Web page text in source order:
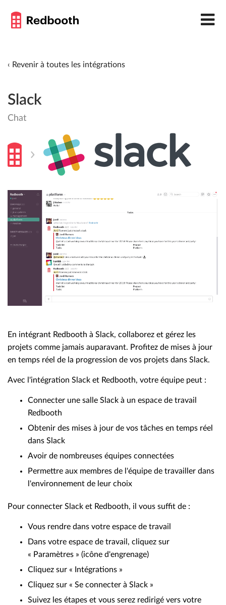
‹ Revenir à toutes les intégrations
Slack
Chat
En intégrant Redbooth à Slack, collaborez et gérez les
projets comme jamais auparavant. Profitez de mises à jour
en temps réel de la progression de vos projets dans Slack.
Avec l'intégration Slack et Redbooth, votre équipe peut :
Connecter une salle Slack à un espace de travail
Redbooth
Obtenir des mises à jour de vos tâches en temps réel
dans Slack
Avoir de nombreuses équipes connectées
Permettre aux membres de l'équipe de travailler dans
l'environnement de leur choix
Pour connecter Slack et Redbooth, il vous suffit de :
Vous rendre dans votre espace de travail
Dans votre espace de travail, cliquez sur
« Paramètres » (icône d'engrenage)
Cliquez sur « Intégrations »
Cliquez sur « Se connecter à Slack »
Suivez les étapes et vous serez redirigé vers votre